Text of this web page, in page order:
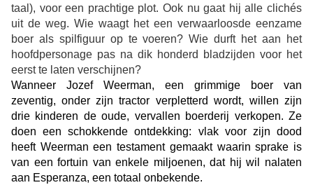
taal), voor een prachtige plot. Ook nu gaat hij alle clichés
uit de weg. Wie waagt het een verwaarloosde eenzame
boer als spilfiguur op te voeren? Wie durft het aan het
hoofdpersonage pas na dik honderd bladzijden voor het
eerst te laten verschijnen?
Wanneer Jozef Weerman, een grimmige boer van
zeventig, onder zijn tractor verpletterd wordt, willen zijn
drie kinderen de oude, vervallen boerderij verkopen. Ze
doen een schokkende ontdekking: vlak voor zijn dood
heeft Weerman een testament gemaakt waarin sprake is
van een fortuin van enkele miljoenen, dat hij wil nalaten
aan Esperanza, een totaal onbekende.